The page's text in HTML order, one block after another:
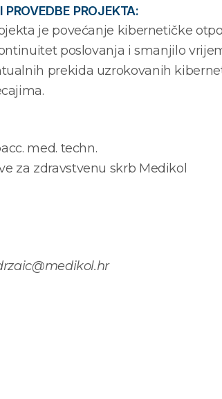
PROVEDBE PROJEKTA:
je povećanje kibernetičke
poslovanja i smanjilo
prekida uzrokovanih
med. techn.
za zdravstvenu skrb Medikol